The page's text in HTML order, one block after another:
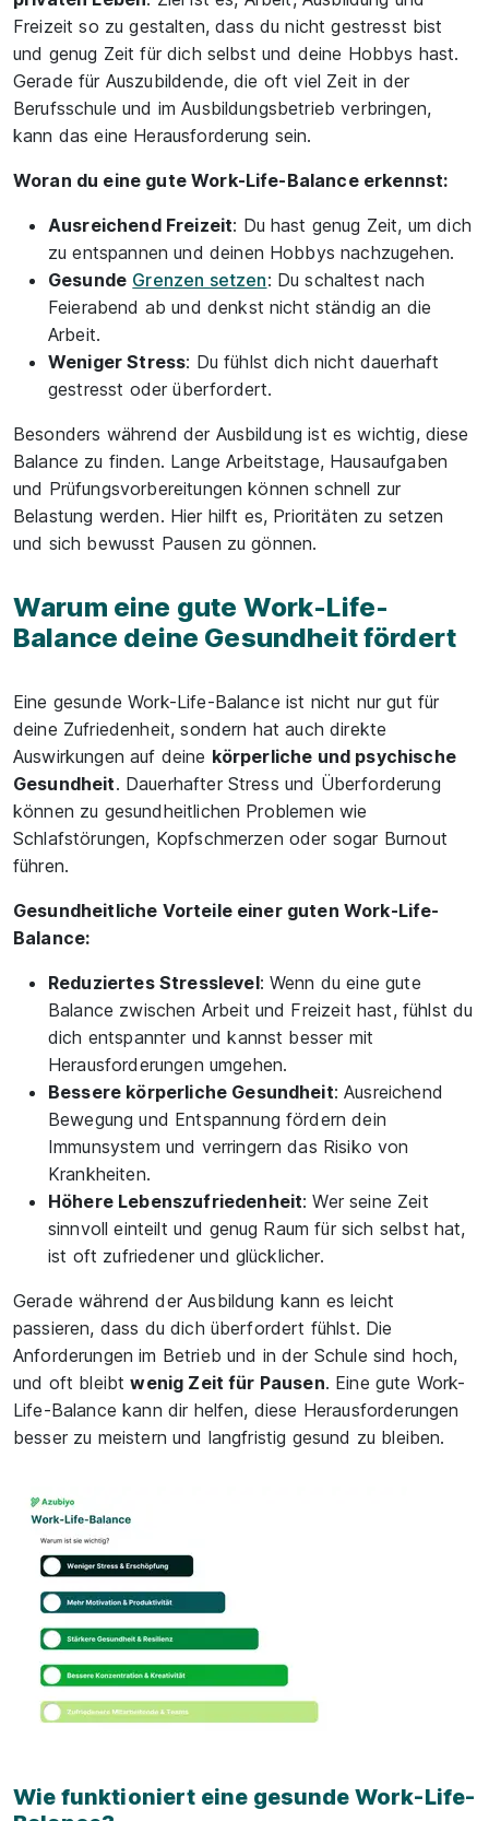
Freizeit so zu gestalten, dass du nicht gestresst bist
und genug Zeit für dich selbst und deine Hobbys hast.
Gerade für Auszubildende, die oft viel Zeit in der
Berufsschule und im Ausbildungsbetrieb verbringen,
kann das eine Herausforderung sein.
Woran du eine gute Work-Life-Balance erkennst:
Ausreichend Freizeit: Du hast genug Zeit, um dich
zu entspannen und deinen Hobbys nachzugehen.
Gesunde Grenzen setzen: Du schaltest nach
Feierabend ab und denkst nicht ständig an die
Arbeit.
Weniger Stress: Du fühlst dich nicht dauerhaft
gestresst oder überfordert.
Besonders während der Ausbildung ist es wichtig, diese
Balance zu finden. Lange Arbeitstage, Hausaufgaben
und Prüfungsvorbereitungen können schnell zur
Belastung werden. Hier hilft es, Prioritäten zu setzen
und sich bewusst Pausen zu gönnen.
Warum eine gute Work-Life-
Balance deine Gesundheit fördert
Eine gesunde Work-Life-Balance ist nicht nur gut für
deine Zufriedenheit, sondern hat auch direkte
Auswirkungen auf deine körperliche und psychische
Gesundheit. Dauerhafter Stress und Überforderung
können zu gesundheitlichen Problemen wie
Schlafstörungen, Kopfschmerzen oder sogar Burnout
führen.
Gesundheitliche Vorteile einer guten Work-Life-
Balance:
Reduziertes Stresslevel: Wenn du eine gute
Balance zwischen Arbeit und Freizeit hast, fühlst du
dich entspannter und kannst besser mit
Herausforderungen umgehen.
Bessere körperliche Gesundheit: Ausreichend
Bewegung und Entspannung fördern dein
Immunsystem und verringern das Risiko von
Krankheiten.
Höhere Lebenszufriedenheit: Wer seine Zeit
sinnvoll einteilt und genug Raum für sich selbst hat,
ist oft zufriedener und glücklicher.
Gerade während der Ausbildung kann es leicht
passieren, dass du dich überfordert fühlst. Die
Anforderungen im Betrieb und in der Schule sind hoch,
und oft bleibtwenig Zeit für Pausen. Eine gute Work-
Life-Balance kann dir helfen, diese Herausforderungen
besser zu meistern und langfristig gesund zu bleiben.
Wie funktioniert eine gesunde Work-Life-